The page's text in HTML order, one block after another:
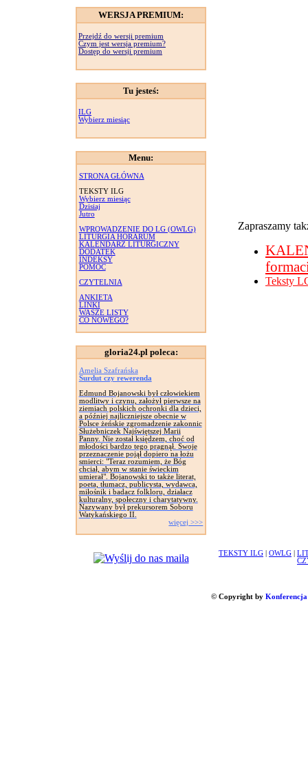
WERSJA PREMIUM:
Przejdź do wersji premium
Czym jest wersja premium?
Dostęp do wersji premium
Tu jesteś:
ILG
Wybierz miesiąc
Menu:
STRONA GŁÓWNA
TEKSTY ILG
Wybierz miesiąc
Dzisiaj
Jutro
WPROWADZENIE DO LG (OWLG)
LITURGIA HORARUM
KALENDARZ LITURGICZNY
DODATEK
INDEKSY
POMOC
CZYTELNIA
ANKIETA
LINKI
WASZE LISTY
CO NOWEGO?
gloria24.pl poleca:
Amelia Szafrańska
Surdut czy rewerenda
Edmund Bojanowski był człowiekiem
modlitwy i czynu, założył pierwsze na
ziemiach polskich ochronki dla dzieci,
a później najliczniejsze obecnie w
Polsce żeńskie zgromadzenie zakonnic
Służebniczek Najświętszej Marii
Panny. Nie został księdzem, choć od
młodości bardzo tego pragnął. Swoje
przeznaczenie pojął dopiero na łożu
smierci: "Teraz rozumiem, że Bóg
chciał, abym w stanie świeckim
umierał". Bojanowski to także literat,
poeta, tłumacz, publicysta, wydawca,
miłośnik i badacz folkloru, działacz
kulturalny, społeczny i charytatywny.
Nazywany był prekursorem Soboru
Watykańskiego II.
więcej >>>
Zapraszamy
Teksty
TEKSTY ILG OWLG
© Copyright by Konferencja